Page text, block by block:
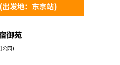
出发地：东京站)
御苑
公园)